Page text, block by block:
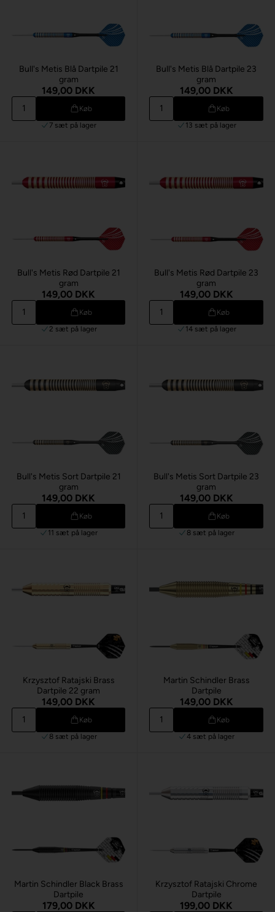
Bull's Metis Blå Dartpile 21
gram
149,00 DKK
Køb
7 sæt på lager
Bull's Metis Blå Dartpile 23
gram
149,00 DKK
Køb
13 sæt på lager
Bull's Metis Rød Dartpile 21
gram
149,00 DKK
Køb
2 sæt på lager
Bull's Metis Rød Dartpile 23
gram
149,00 DKK
Køb
14 sæt på lager
Bull's Metis Sort Dartpile 21
gram
149,00 DKK
Køb
11 sæt på lager
Bull's Metis Sort Dartpile 23
gram
149,00 DKK
Køb
8 sæt på lager
Krzysztof Ratajski Brass
Dartpile 22 gram
149,00 DKK
Køb
8 sæt på lager
Martin Schindler Brass
Dartpile
149,00 DKK
Køb
4 sæt på lager
Martin Schindler Black Brass
Dartpile
179,00 DKK
Krzysztof Ratajski Chrome
Dartpile
199,00 DKK